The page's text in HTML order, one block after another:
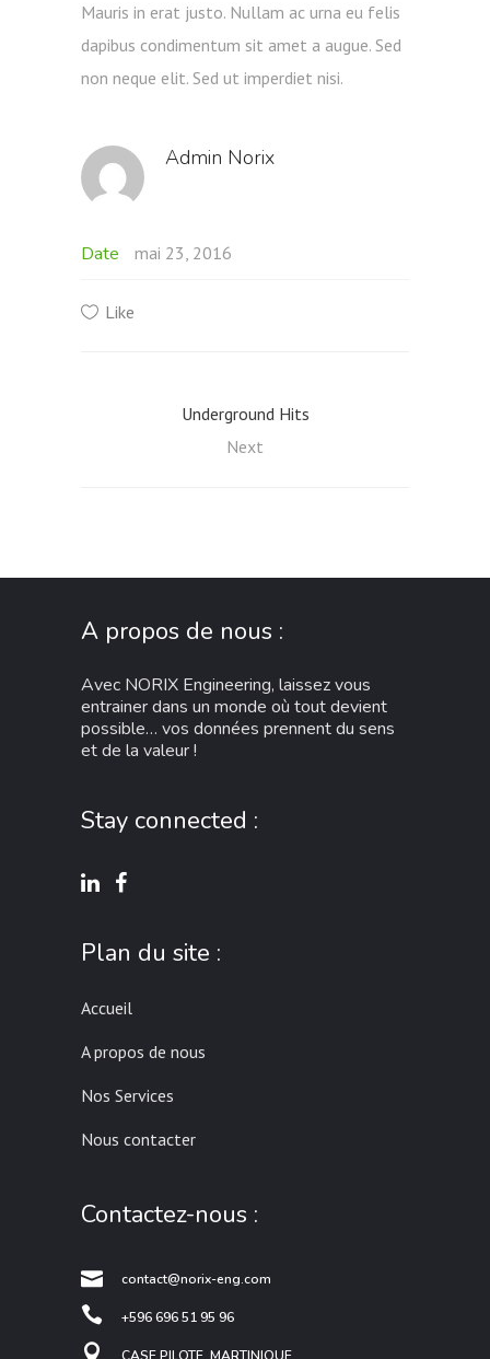
Mauris in erat justo. Nullam ac urna eu felis
dapibus condimentum sit amet a augue. Sed
non neque elit. Sed ut imperdiet nisi.
Admin Norix
Date mai 23, 2016
Like
Underground Hits
Next
A propos de nous :
Avec NORIX Engineering, laissez vous
entrainer dans un monde où tout devient
possible… vos données prennent du sens
et de la valeur !
Stay connected :
Plan du site :
Accueil
A propos de nous
Nos Services
Nous contacter
Contactez-nous :
contact@norix-eng.com
+596 696 51 95 96